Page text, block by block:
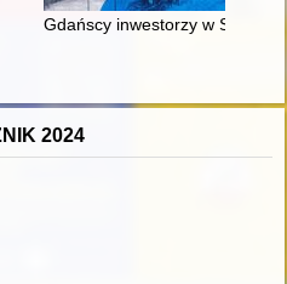
z rodu Ślązaka
Gdańscy inwestorzy w
2024